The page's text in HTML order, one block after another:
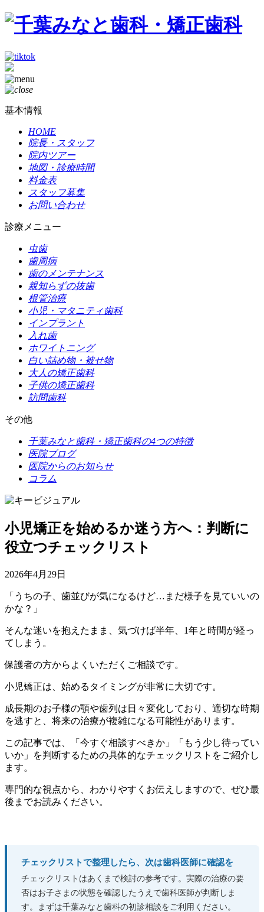
基本情報
HOME
院長・スタッフ
院内ツアー
地図・診療時間
料金表
スタッフ募集
お問い合わせ
診療メニュー
虫歯
歯周病
歯のメンテナンス
親知らずの抜歯
根管治療
小児・マタニティ歯科
インプラント
入れ歯
ホワイトニング
白い詰め物・被せ物
大人の矯正歯科
子供の矯正歯科
訪問歯科
その他
千葉みなと歯科・矯正歯科の4つの特徴
医院ブログ
医院からのお知らせ
コラム
小児矯正を始めるか迷う方へ：判断に
役立つチェックリスト
2026年4月29日
「うちの子、歯並びが気になるけど…まだ様子を見ていいの
かな？」
そんな迷いを抱えたまま、気づけば半年、1年と時間が経っ
てしまう。
保護者の方からよくいただくご相談です。
小児矯正は、始めるタイミングが非常に大切です。
成長期のお子様の顎や歯列は日々変化しており、適切な時期
を逃すと、将来の治療が複雑になる可能性があります。
この記事では、「今すぐ相談すべきか」「もう少し待ってい
いか」を判断するための具体的なチェックリストをご紹介し
ます。
専門的な視点から、わかりやすくお伝えしますので、ぜひ最
後までお読みください。
チェックリストで整理したら、次は歯科医師に確認を
チェックリストはあくまで検討の参考です。実際の治療の要
否はお子さまの状態を確認したうえで歯科医師が判断しま
す。まずは千葉みなと歯科の初診相談をご利用ください。